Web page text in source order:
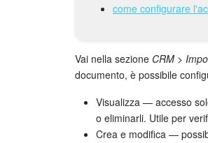
come configurare
Vai nella sezione CRM >
documento, è possibile
Visualizza — accesso
o eliminarli. Utile per
Crea e modifica —